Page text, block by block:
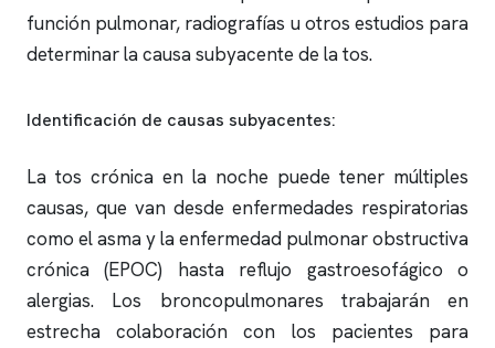
función pulmonar, radiografías u otros estudios para
determinar la causa subyacente de la tos.
Identificación de causas subyacentes:
La tos crónica en la noche puede tener múltiples
causas, que van desde enfermedades respiratorias
como el asma y la enfermedad pulmonar obstructiva
crónica (EPOC) hasta reflujo gastroesofágico o
alergias. Los broncopulmonares trabajarán en
estrecha colaboración con los pacientes para